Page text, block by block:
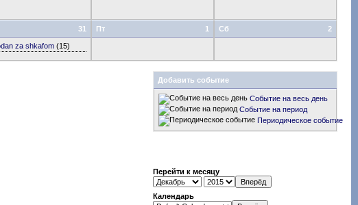
31
za shkafom (15)
1
Пт 2
Сб
Добавить событие
Событие на весь день
Событие на период
Периодическое событие
Перейти к месяцу
Календарь